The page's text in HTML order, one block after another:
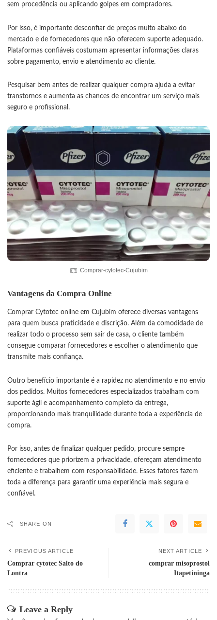
sem procedência ou aplicando golpes em compradores.
Por isso, é importante desconfiar de preços muito abaixo do
mercado e de fornecedores que não oferecem suporte adequado.
Plataformas confiáveis costumam apresentar informações claras
sobre pagamento, envio e atendimento ao cliente.
Pesquisar bem antes de realizar qualquer compra ajuda a evitar
transtornos e aumenta as chances de encontrar um serviço mais
seguro e profissional.
Comprar-cytotec-Cujubim
Vantagens da Compra Online
Comprar Cytotec online em Cujubim oferece diversas vantagens
para quem busca praticidade e discrição. Além da comodidade de
realizar todo o processo sem sair de casa, o cliente também
consegue comparar fornecedores e escolher o atendimento que
transmite mais confiança.
Outro benefício importante é a rapidez no atendimento e no envio
dos pedidos. Muitos fornecedores especializados trabalham com
suporte ágil e acompanhamento completo da entrega,
proporcionando mais tranquilidade durante toda a experiência de
compra.
Por isso, antes de finalizar qualquer pedido, procure sempre
fornecedores que priorizem a privacidade, ofereçam atendimento
eficiente e trabalhem com responsabilidade. Esses fatores fazem
toda a diferença para garantir uma experiência mais segura e
confiável.
SHARE ON
PREVIOUS ARTICLE
Comprar cytotec Salto do
Lontra
NEXT ARTICLE
comprar misoprostol
Itapetininga
Leave a Reply